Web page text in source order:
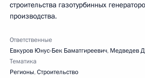
строительства газотурбинных
производства.
Ответственные
Евкуров Юнус-Бек Баматгиреевич, Медведев
Тематика
Регионы,Строительство